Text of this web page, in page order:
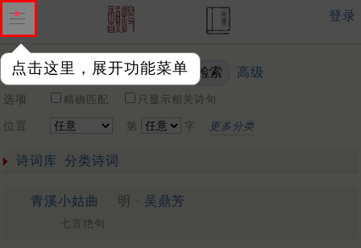
点击这里，展开功能菜单
登录
关键词 高级
选项 精确匹配 只显示相关诗句
位置 第 字 更多分类
诗词库 分类诗词
青溪小姑曲 明 · 吴鼎芳
七言绝句